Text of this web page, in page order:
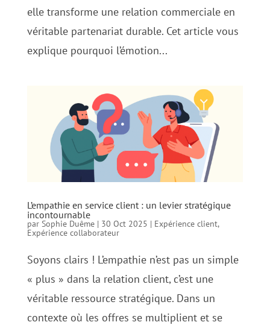
elle transforme une relation commerciale en
véritable partenariat durable. Cet article vous
explique pourquoi l’émotion...
L’empathie en service client : un levier stratégique
incontournable
par Sophie Duême| 30 Oct 2025 | Expérience client,
Expérience collaborateur
Soyons clairs ! L’empathie n’est pas un simple
« plus » dans la relation client, c’est une
véritable ressource stratégique. Dans un
contexte où les offres se multiplient et se